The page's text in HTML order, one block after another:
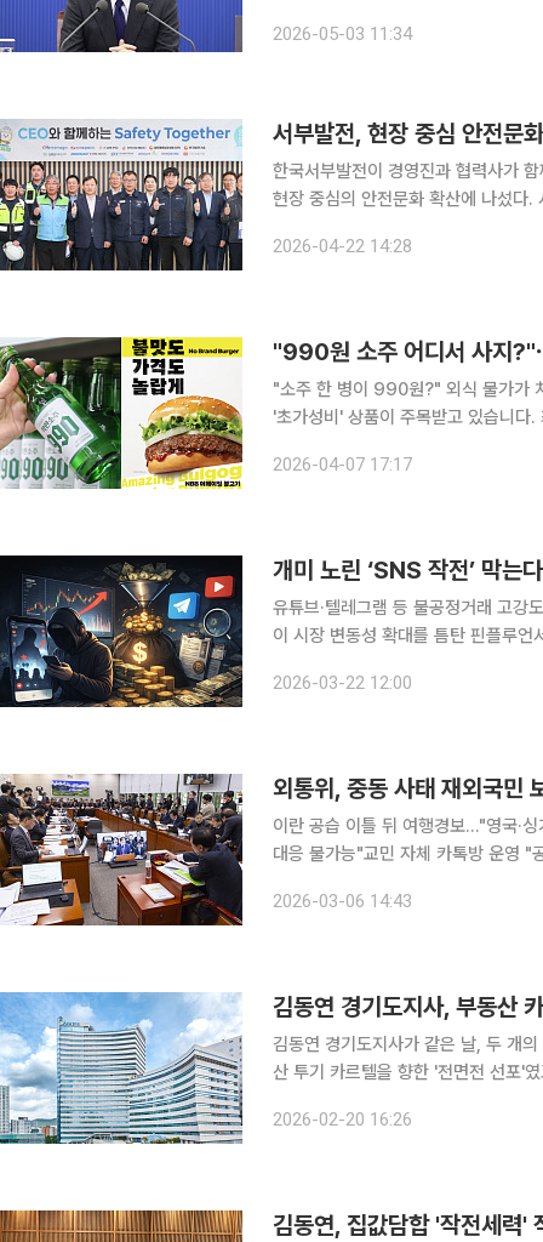
급한 것으로, 이날 국무회의에서 의
2026-05-03 11:34
서부발전, 현장 중심 안전문
한국서부발전이 경영진과 협력사가
현장 중심의 안전문화 확산에 나섰다. 서부발전은 21일 충남 태안발전본부에서 '최고경영자(CEO)
대표, 협력사 근로자 대표 등 60여 명
2026-04-22 14:28
"990원 소주 어디서 사지
"소주 한 병이 990원?" 외식 물가가 치솟고 점심값이 '한 끼 1만 원'을 넘어선 지금, 가성비를 넘어
'초가성비' 상품이 주목받고 있습니다. 최근 990원 소주가 등장하는가 하면 1만 원 미만으로 한 끼
있습니다. 무조건 아끼는 게 아니라,
2026-04-07 17:17
개미 노린 ‘SNS 작전’ 막는
유튜브·텔레그램 등 불공정거래 고강도
이 시장 변동성 확대를 틈탄 핀플루
(SNS)와 증권방송 등을 활용한 불법
2026-03-22 12:00
외통위, 중동 사태 재외국
이란 공습 이틀 뒤 여행경보…"영국·
대응 불가능"교민 자체 카톡방 운영 "공관이 할 일 교
질타했다. 공관장 공석 문제부터 여행
2026-03-06 14:43
김동연 경기도지사가 같은 날, 두 개
산 투기 카르텔을 향한 '전면전 선포'
지만 지향점은 하나다. 부동산 불로소
2026-02-20 16:26
김동연, 집값담합 '작전세력